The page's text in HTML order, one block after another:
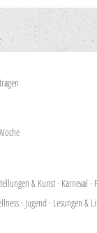
& Kunst · Karneval ·
· Jugend · Lesungen &